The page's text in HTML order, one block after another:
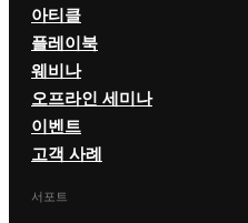
아티클
플레이북
웨비나
오프라인 세미나
이벤트
고객 사례
서포트